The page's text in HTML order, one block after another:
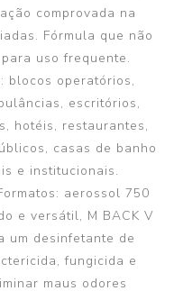
comprovada na
Fórmula que não
uso frequente.
blocos operatórios,
escritórios,
hotéis, restaurantes,
casas de banho
e institucionais.
aerossol 750
e versátil, M BACK V
um desinfetante de
fungicida e
maus odores